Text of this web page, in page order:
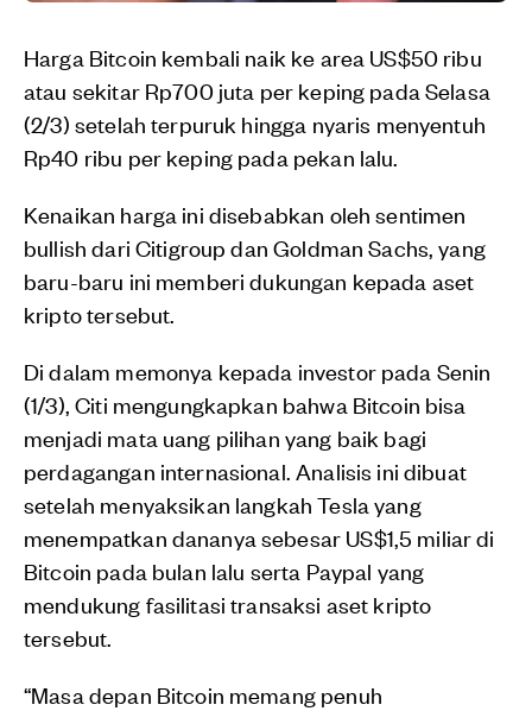
Harga Bitcoin kembali naik ke area US$50 ribu
atau sekitar Rp700 juta per keping pada Selasa
(2/3) setelah terpuruk hingga nyaris menyentuh
Rp40 ribu per keping pada pekan lalu.
Kenaikan harga ini disebabkan oleh sentimen
bullish dari Citigroup dan Goldman Sachs, yang
baru-baru ini memberi dukungan kepada aset
kripto tersebut.
Di dalam memonya kepada investor pada Senin
(1/3), Citi mengungkapkan bahwa Bitcoin bisa
menjadi mata uang pilihan yang baik bagi
perdagangan internasional. Analisis ini dibuat
setelah menyaksikan langkah Tesla yang
menempatkan dananya sebesar US$1,5 miliar di
Bitcoin pada bulan lalu serta Paypal yang
mendukung fasilitasi transaksi aset kripto
tersebut.
“Masa depan Bitcoin memang penuh